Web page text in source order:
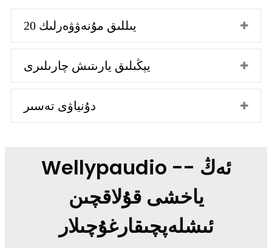
20 يىللىق مۇنەۋۋەرلىك
يېڭىلىق يارىتىش چارىلىرى
دۇنياۋى تەسىر
Wellypaudio -- ئەڭ
ياخشى قۇلاقچىن
ئىشلەپچىقارغۇچىلار